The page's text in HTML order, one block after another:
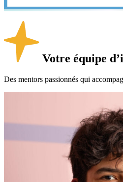
Votre équipe
Des mentors passionnés qui